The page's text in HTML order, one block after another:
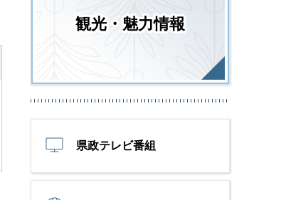
観光・魅力情報
県政テレビ番組